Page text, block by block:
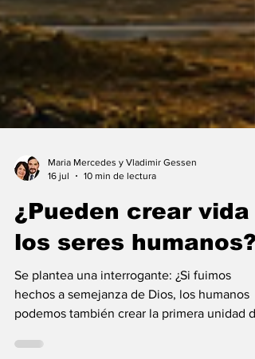
Maria Mercedes y Vladimir Gessen
10 min de lectura
¿Pueden crear vida
los seres humanos?
hechos a semejanza de Dios, los humanos